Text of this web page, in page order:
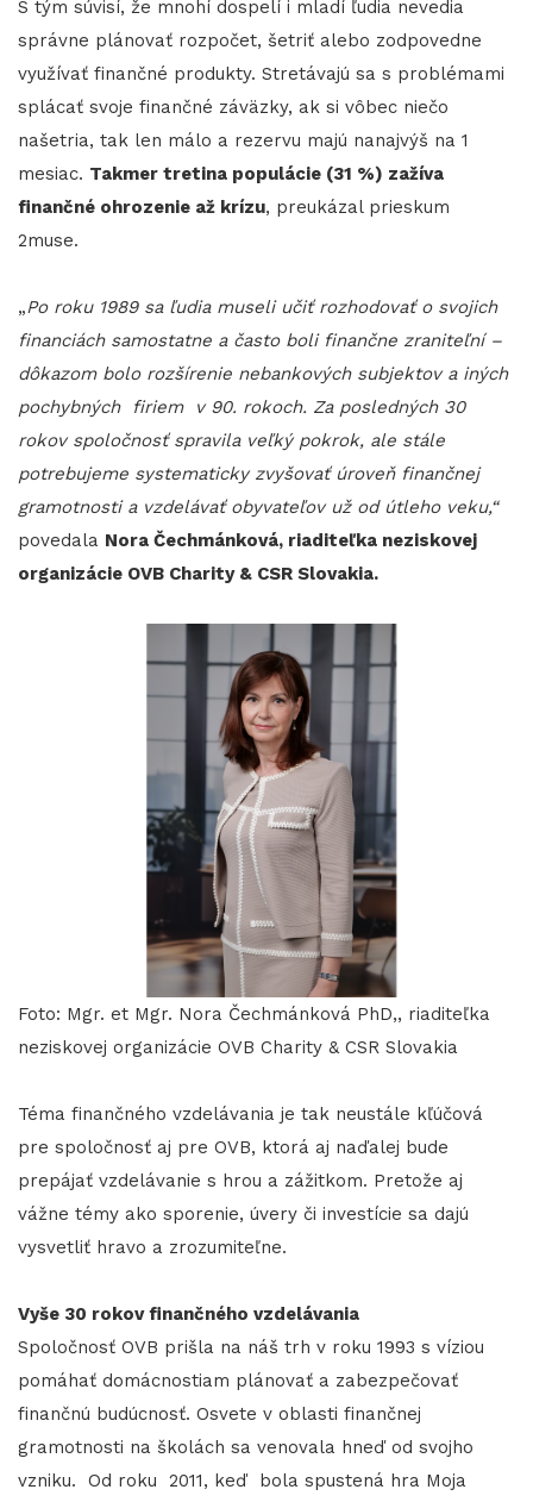
S tým súvisí, že mnohí dospelí i mladí ľudia nevedia
správne plánovať rozpočet, šetriť alebo zodpovedne
využívať finančné produkty. Stretávajú sa s problémami
splácať svoje finančné záväzky, ak si vôbec niečo
našetria, tak len málo a rezervu majú nanajvýš na 1
mesiac. Takmer tretina populácie (31 %) zažíva
finančné ohrozenie až krízu, preukázal prieskum
2muse.
„Po roku 1989 sa ľudia museli učiť rozhodovať o svojich
financiách samostatne a často boli finančne zraniteľní –
dôkazom bolo rozšírenie nebankových subjektov a iných
pochybných firiem v 90. rokoch. Za posledných 30
rokov spoločnosť spravila veľký pokrok, ale stále
potrebujeme systematicky zvyšovať úroveň finančnej
gramotnosti a vzdelávať obyvateľov už od útleho veku,“
povedala Nora Čechmánková, riaditeľka neziskovej
organizácie OVB Charity & CSR Slovakia.
Foto: Mgr. et Mgr. Nora Čechmánková PhD,, riaditeľka
neziskovej organizácie OVB Charity & CSR Slovakia
Téma finančného vzdelávania je tak neustále kľúčová
pre spoločnosť aj pre OVB, ktorá aj naďalej bude
prepájať vzdelávanie s hrou a zážitkom. Pretože aj
vážne témy ako sporenie, úvery či investície sa dajú
vysvetliť hravo a zrozumiteľne.
Vyše 30 rokov finančného vzdelávania
Spoločnosť OVB prišla na náš trh v roku 1993 s víziou
pomáhať domácnostiam plánovať a zabezpečovať
finančnú budúcnosť. Osvete v oblasti finančnej
gramotnosti na školách sa venovala hneď od svojho
vzniku. Od roku 2011, keď bola spustená hra Moja